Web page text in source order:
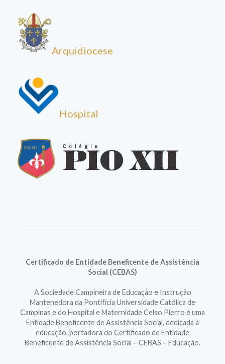
Arquidiocese
Hospital
Certificado de Entidade Beneficente de Assistência
Social (CEBAS)
A Sociedade Campineira de Educação e Instrução
Mantenedora da Pontifícia Universidade Católica de
Campinas e do Hospital e Maternidade Celso Pierro é uma
Entidade Beneficente de Assistência Social, dedicada à
educação, portadora do Certificado de Entidade
Beneficente de Assistência Social – CEBAS – Educação.